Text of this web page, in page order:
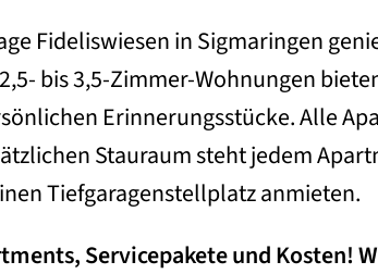
Fideliswiesen in Sigmaringen
bis 3,5-Zimmer-Wohnungen
Erinnerungsstücke. Alle
Stauraum steht jedem
Tiefgaragenstellplatz anmieten.
Servicepakete und Kosten!